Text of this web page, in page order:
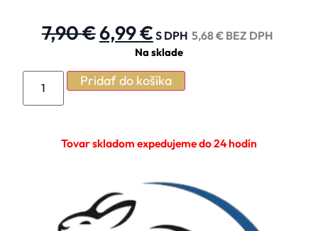
7,90€6,99€ S DPH 5,68€BEZ DPH
Na sklade
Pridať do košíka
Tovar skladom expedujeme do 24 hodín